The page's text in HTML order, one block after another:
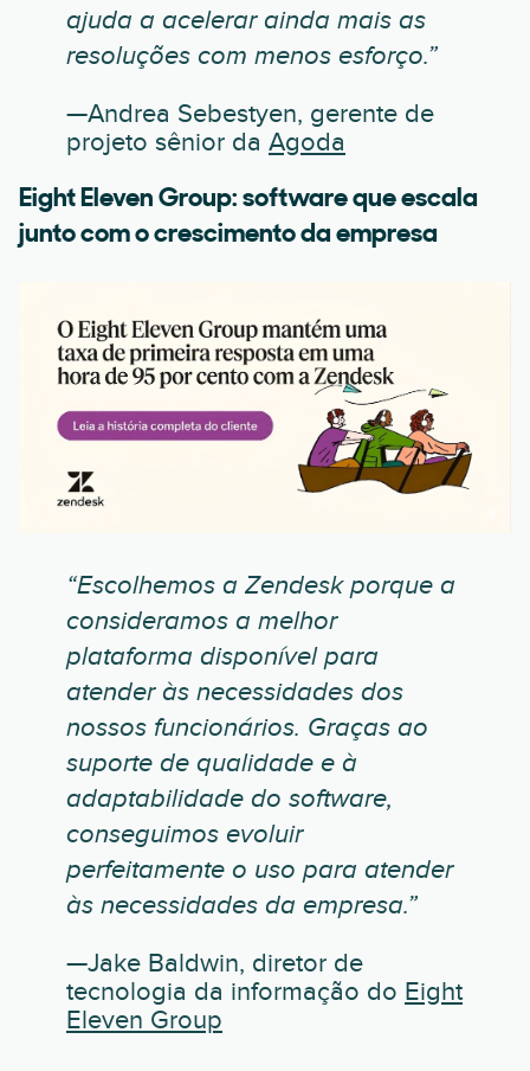
ajuda a acelerar ainda mais as
resoluções com menos esforço.”
—Andrea Sebestyen, gerente de
projeto sênior da Agoda
Eight Eleven Group: software que escala
junto com o crescimento da empresa
“Escolhemos a Zendesk porque a
consideramos a melhor
plataforma disponível para
atender às necessidades dos
nossos funcionários. Graças ao
suporte de qualidade e à
adaptabilidade do software,
conseguimos evoluir
perfeitamente o uso para atender
às necessidades da empresa.”
—Jake Baldwin, diretor de
tecnologia da informação do Eight
Eleven Group